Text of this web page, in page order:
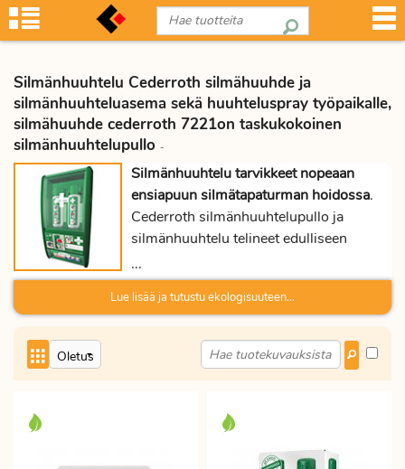
Silmänhuuhtelu Cederroth silmähuuhde ja
silmänhuuhteluasema sekä huuhteluspray työpaikalle,
silmähuuhde cederroth 7221on taskukokoinen
silmänhuuhtelupullo -
Silmänhuuhtelu tarvikkeet nopeaan
ensiapuun silmätapaturman hoidossa.
Cederroth silmänhuuhtelupullo ja
silmänhuuhtelu telineet edulliseen
työpaikallesi toimitettuna. Tilaa nyt
silmänhuuhde ja samalla muutkin
Silmänhuuhtelupullo on 235 ml tai 500
ml koossa. Muistathan, että yli 140 €
Nopea toimitus.
...
Lue lisää ja tutustu ekologisuuteen...